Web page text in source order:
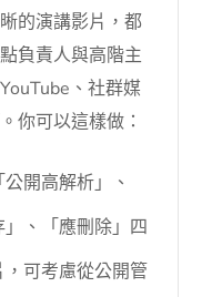
的演講影片，都
負責人與高階主
、社群媒
你可以這樣做：
開高解析」、
」、「應刪除」四
可考慮從公開管